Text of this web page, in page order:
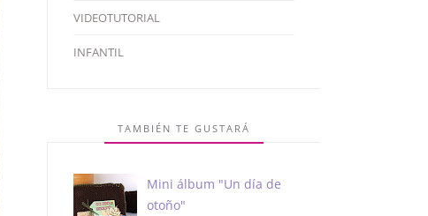
VIDEOTUTORIAL
INFANTIL
TAMBIÉN TE GUSTARÁ
Mini álbum "Un día de
otoño"